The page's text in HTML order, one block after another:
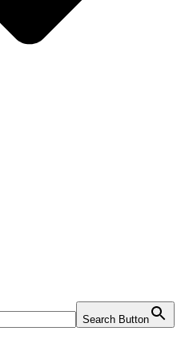
Search Button